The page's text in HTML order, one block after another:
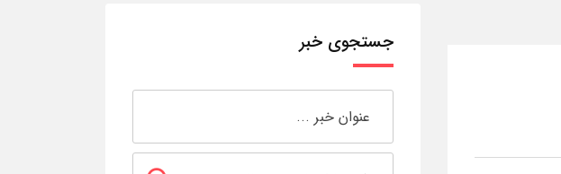
جستجوی خبر